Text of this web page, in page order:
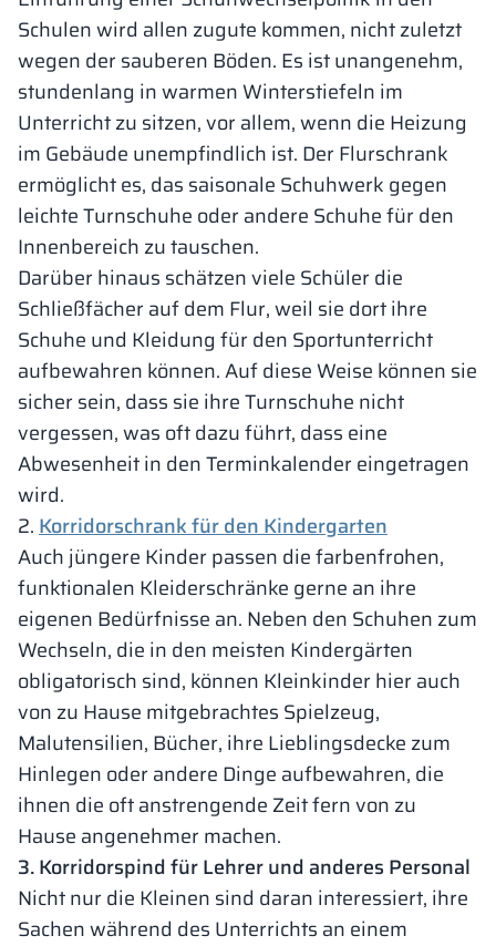
Schulen wird allen zugute kommen, nicht zuletzt
wegen der sauberen Böden. Es ist unangenehm,
stundenlang in warmen Winterstiefeln im
Unterricht zu sitzen, vor allem, wenn die Heizung
im Gebäude unempfindlich ist. Der Flurschrank
ermöglicht es, das saisonale Schuhwerk gegen
leichte Turnschuhe oder andere Schuhe für den
Innenbereich zu tauschen.
Darüber hinaus schätzen viele Schüler die
Schließfächer auf dem Flur, weil sie dort ihre
Schuhe und Kleidung für den Sportunterricht
aufbewahren können. Auf diese Weise können sie
sicher sein, dass sie ihre Turnschuhe nicht
vergessen, was oft dazu führt, dass eine
Abwesenheit in den Terminkalender eingetragen
wird.
2.Korridorschrank für den Kindergarten
Auch jüngere Kinder passen die farbenfrohen,
funktionalen Kleiderschränke gerne an ihre
eigenen Bedürfnisse an. Neben den Schuhen zum
Wechseln, die in den meisten Kindergärten
obligatorisch sind, können Kleinkinder hier auch
von zu Hause mitgebrachtes Spielzeug,
Malutensilien, Bücher, ihre Lieblingsdecke zum
Hinlegen oder andere Dinge aufbewahren, die
ihnen die oft anstrengende Zeit fern von zu
Hause angenehmer machen.
3. Korridorspind für Lehrer und anderes Personal
Nicht nur die Kleinen sind daran interessiert, ihre
Sachen während des Unterrichts an einem